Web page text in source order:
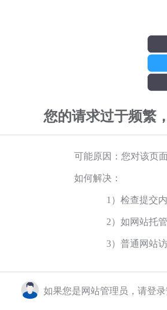
您的请求过于频繁
可能原因：您对该页
如何解决：
1）检查提交
2）如网站托
3）普通网站
如果您是网站管理员，请登